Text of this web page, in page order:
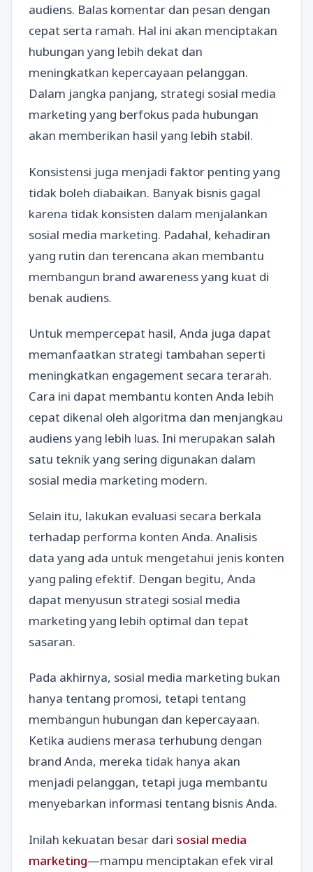
audiens. Balas komentar dan pesan dengan
cepat serta ramah. Hal ini akan menciptakan
hubungan yang lebih dekat dan
meningkatkan kepercayaan pelanggan.
Dalam jangka panjang, strategi sosial media
marketing yang berfokus pada hubungan
akan memberikan hasil yang lebih stabil.
Konsistensi juga menjadi faktor penting yang
tidak boleh diabaikan. Banyak bisnis gagal
karena tidak konsisten dalam menjalankan
sosial media marketing. Padahal, kehadiran
yang rutin dan terencana akan membantu
membangun brand awareness yang kuat di
benak audiens.
Untuk mempercepat hasil, Anda juga dapat
memanfaatkan strategi tambahan seperti
meningkatkan engagement secara terarah.
Cara ini dapat membantu konten Anda lebih
cepat dikenal oleh algoritma dan menjangkau
audiens yang lebih luas. Ini merupakan salah
satu teknik yang sering digunakan dalam
sosial media marketing modern.
Selain itu, lakukan evaluasi secara berkala
terhadap performa konten Anda. Analisis
data yang ada untuk mengetahui jenis konten
yang paling efektif. Dengan begitu, Anda
dapat menyusun strategi sosial media
marketing yang lebih optimal dan tepat
sasaran.
Pada akhirnya, sosial media marketing bukan
hanya tentang promosi, tetapi tentang
membangun hubungan dan kepercayaan.
Ketika audiens merasa terhubung dengan
brand Anda, mereka tidak hanya akan
menjadi pelanggan, tetapi juga membantu
menyebarkan informasi tentang bisnis Anda.
Inilah kekuatan besar dari sosial media
marketing—mampu menciptakan efek viral